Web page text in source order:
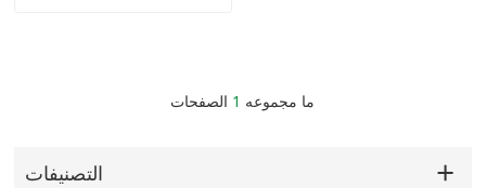
فضلك أرسل لنا التصميم
ما مجموعه 1 الصفحات
التصنيفات